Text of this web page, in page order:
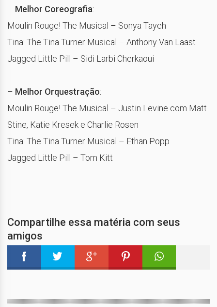
– Melhor Coreografia:
Moulin Rouge! The Musical – Sonya Tayeh
Tina: The Tina Turner Musical – Anthony Van Laast
Jagged Little Pill – Sidi Larbi Cherkaoui
– Melhor Orquestração:
Moulin Rouge! The Musical – Justin Levine com Matt
Stine, Katie Kresek e Charlie Rosen
Tina: The Tina Turner Musical – Ethan Popp
Jagged Little Pill – Tom Kitt
Compartilhe essa matéria com seus
amigos